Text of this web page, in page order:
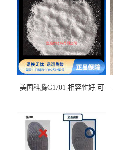
美国科腾G1701 相容性好 可